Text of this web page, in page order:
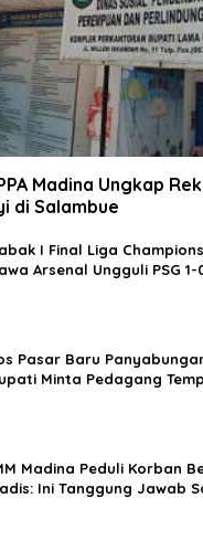
Madina Ungkap
di Salambue
I Final Liga
Arsenal Ungguli PSG 1-
Pasar Baru
Minta Pedagang
Madina Peduli Korban
Ini Tanggung Jawab